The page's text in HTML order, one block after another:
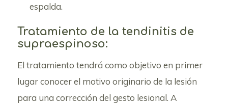
espalda.
Tratamiento de la tendinitis de
supraespinoso:
El tratamiento tendrá como objetivo en primer
lugar conocer el motivo originario de la lesión
para una corrección del gesto lesional. A